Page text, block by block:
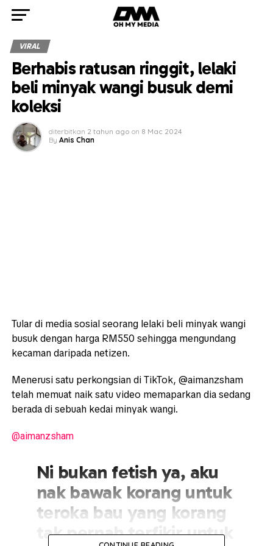
VIRAL
Berhabis ratusan ringgit, lelaki
beli minyak wangi busuk demi
koleksi
diterbitkan 2 tahun ago on 8 Mac 2024
By Anis Chan
Tular di media sosial seorang lelaki beli minyak wangi
busuk dengan harga RM550 sehingga mengundang
kecaman daripada netizen.
Menerusi satu perkongsian di TikTok, @aimanzsham
telah memuat naik satu video memaparkan dia sedang
berada di sebuah kedai minyak wangi.
@aimanzsham
Ni bukan fetish ya, aku
nak bawak korang untuk
teroka bau yang korang
tak pernah terfikir untuk